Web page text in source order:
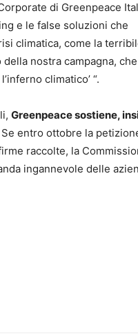
di Greenpeace
e le false soluzioni che
climatica, come la
nostra campagna,
climatico’ “.
Greenpeace sostiene,
Se entro ottobre la
raccolte, la
ingannevole delle